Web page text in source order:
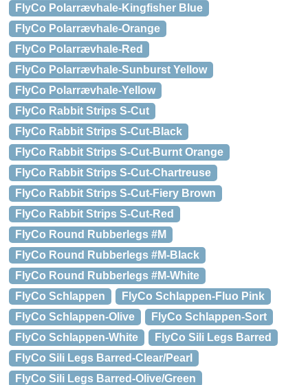
FlyCo Polarrævhale-Kingfisher Blue
FlyCo Polarrævhale-Orange
FlyCo Polarrævhale-Red
FlyCo Polarrævhale-Sunburst Yellow
FlyCo Polarrævhale-Yellow
FlyCo Rabbit Strips S-Cut
FlyCo Rabbit Strips S-Cut-Black
FlyCo Rabbit Strips S-Cut-Burnt Orange
FlyCo Rabbit Strips S-Cut-Chartreuse
FlyCo Rabbit Strips S-Cut-Fiery Brown
FlyCo Rabbit Strips S-Cut-Red
FlyCo Round Rubberlegs #M
FlyCo Round Rubberlegs #M-Black
FlyCo Round Rubberlegs #M-White
FlyCo Schlappen
FlyCo Schlappen-Fluo Pink
FlyCo Schlappen-Olive
FlyCo Schlappen-Sort
FlyCo Schlappen-White
FlyCo Sili Legs Barred
FlyCo Sili Legs Barred-Clear/Pearl
FlyCo Sili Legs Barred-Olive/Green